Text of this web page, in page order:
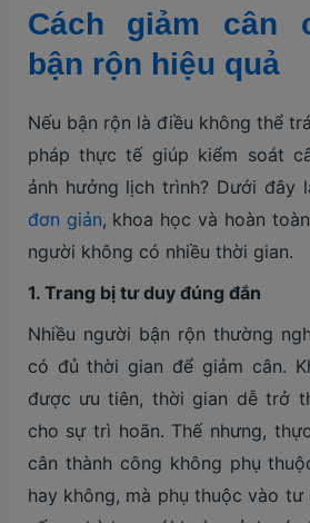
Cách giảm cân
bận rộn hiệu quả
Nếu bận rộn là điều không thể
pháp thực tế giúp kiểm soát
ảnh hưởng lịch trình? Dưới đây
đơn giản, khoa học và hoàn
người không có nhiều thời gian.
1. Trang bị tư duy đúng đắn
Nhiều người bận rộn thường
có đủ thời gian để giảm cân.
được ưu tiên, thời gian dễ trở
cho sự trì hoãn. Thế nhưng,
cân thành công không phụ
hay không, mà phụ thuộc vào